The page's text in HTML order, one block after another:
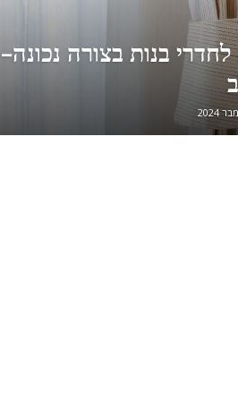
לחדרי בנות בצורה נכונה-